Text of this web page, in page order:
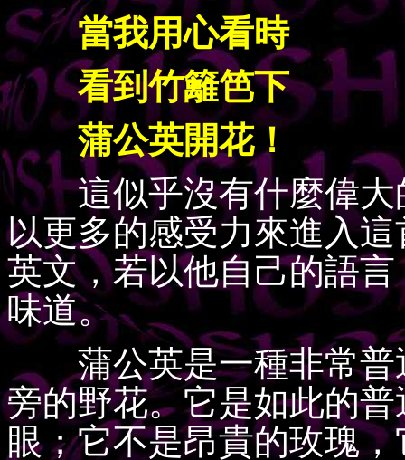
當我用心看時
看到竹籬笆下
蒲公英開花！
這似乎沒有什麼偉大
以更多的感受力來進入
英文，若以他自己的語
味道。
蒲公英是一種非常普
旁的野花。它是如此的
眼；它不是昂貴的玫瑰